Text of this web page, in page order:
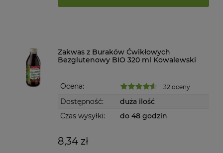
Zakwas z Buraków Ćwikłowych
Bezglutenowy BIO 320 ml Kowalewski
Ocena: 32 oceny
Dostępność:
duża ilość
Czas wysyłki:
do 48 godzin
8,34 zł